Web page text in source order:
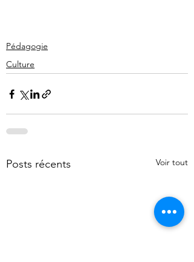
Pédagogie
Culture
Posts récents Voir tout